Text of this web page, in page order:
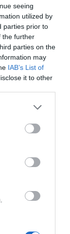
seeing
utilized by
parties prior to
the further
parties on the
may
IAB’s List of
it to other
les buffets à
leurs profits
Les champs